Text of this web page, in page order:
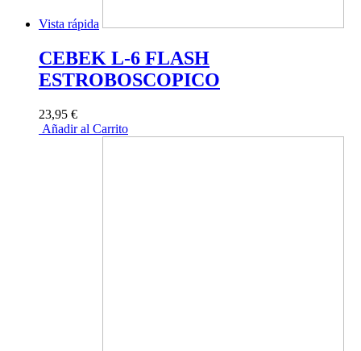
Vista rápida
CEBEK L-6 FLASH
ESTROBOSCOPICO
23,95 €
Añadir al Carrito